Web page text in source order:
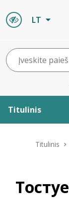
LT
Titulinis
ELVIS atvyksta
Titulinis